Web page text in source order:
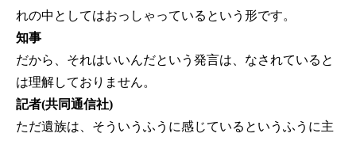
れの中としてはおっしゃっているという形です。
知事
だから、それはいいんだという発言は、なされていると
は理解しておりません。
記者(共同通信社)
ただ遺族は、そういうふうに感じているというふうに主